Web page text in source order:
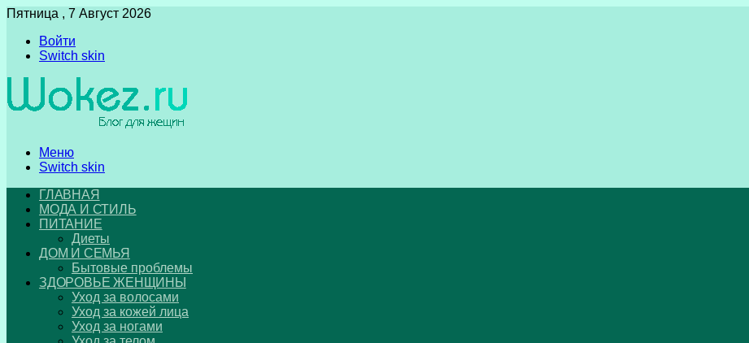
Пятница , 7 Август 2026
Войти
Switch skin
Меню
Switch skin
ГЛАВНАЯ
МОДА И СТИЛЬ
ПИТАНИЕ
Диеты
ДОМ И СЕМЬЯ
Бытовые проблемы
ЗДОРОВЬЕ ЖЕНЩИНЫ
Уход за волосами
Уход за кожей лица
Уход за ногами